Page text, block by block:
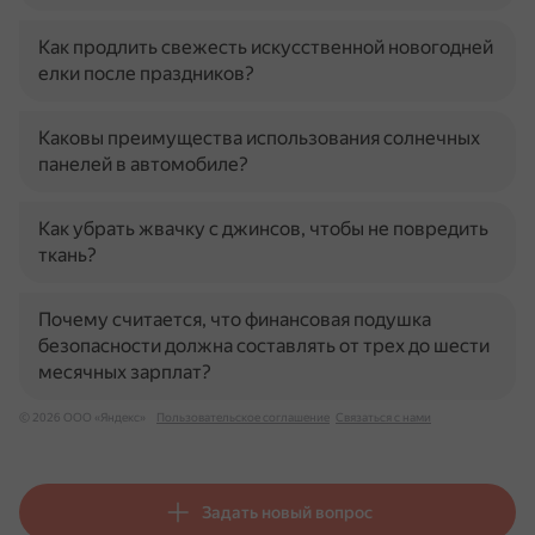
Как продлить свежесть искусственной новогодней
елки после праздников?
Каковы преимущества использования солнечных
панелей в автомобиле?
Как убрать жвачку с джинсов, чтобы не повредить
ткань?
Почему считается, что финансовая подушка
безопасности должна составлять от трех до шести
месячных зарплат?
© 2026 ООО «Яндекс» Пользовательское соглашение Связаться с нами
Задать новый вопрос